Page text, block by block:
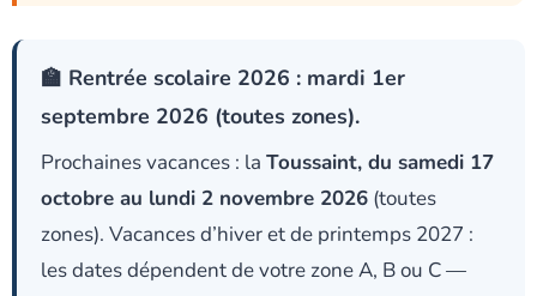
🏫 Rentrée scolaire 2026 : mardi 1er
septembre 2026 (toutes zones).
Prochaines vacances : la Toussaint, du samedi 17
octobre au lundi 2 novembre 2026 (toutes
zones). Vacances d’hiver et de printemps 2027 :
les dates dépendent de votre zone A, B ou C —